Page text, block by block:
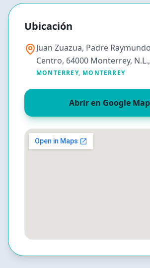
Ubicación
Juan Zuazua, Padre
Centro, 64000 Monterrey,
MONTERREY, MONTERREY
Abrir en Google